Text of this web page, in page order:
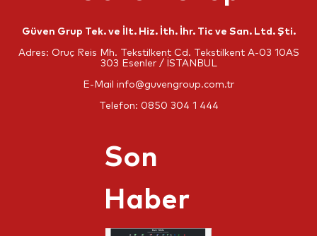
Güven Grup Tek. ve İlt. Hiz. İth. İhr. Tic ve San. Ltd. Şti.
Adres: Oruç Reis Mh. Tekstilkent Cd. Tekstilkent A-03 10AS
303 Esenler / İSTANBUL
E-Mail info@guvengroup.com.tr
Telefon: 0850 304 1 444
Son
Haber